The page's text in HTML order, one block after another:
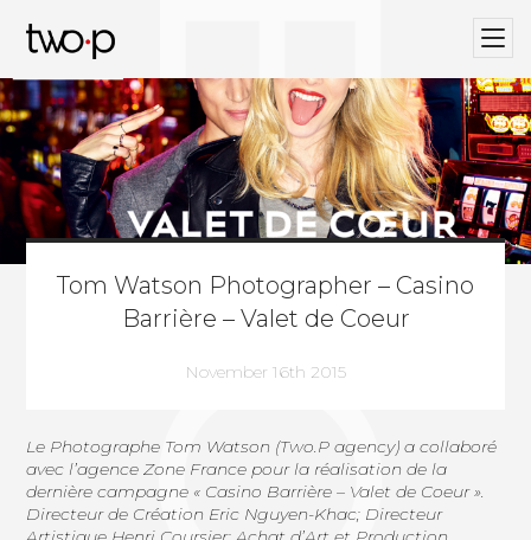
Tom Watson Photographer – Casino
Barrière – Valet de Coeur
November 16th 2015
Le Photographe Tom Watson (Two.P agency) a collaboré
avec l’agence Zone France pour la réalisation de la
dernière campagne « Casino Barrière – Valet de Coeur ».
Directeur de Création Eric Nguyen-Khac; Directeur